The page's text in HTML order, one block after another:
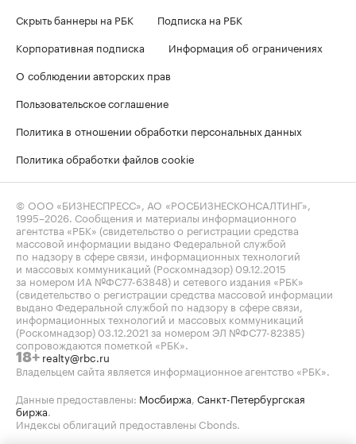
Скрыть баннеры на РБК
Подписка на РБК
Корпоративная подписка
Информация об ограничениях
О соблюдении авторских прав
Пользовательское соглашение
Политика в отношении обработки персональных данных
Политика обработки файлов cookie
© ООО «БИЗНЕСПРЕСС», АО «РОСБИЗНЕСКОНСАЛТИНГ»,
1995–2026. Сообщения и материалы информационного
агентства «РБК» (свидетельство о регистрации средства
массовой информации выдано Федеральной службой
по надзору в сфере связи, информационных технологий
и массовых коммуникаций (Роскомнадзор) 09.12.2015
за номером ИА №ФС77-63848) и сетевого издания «РБК»
(свидетельство о регистрации средства массовой информации
выдано Федеральной службой по надзору в сфере связи,
информационных технологий и массовых коммуникаций
(Роскомнадзор) 03.12.2021 за номером ЭЛ №ФС77-82385)
сопровождаются пометкой «РБК».
18+ realty@rbc.ru
Владельцем сайта является информационное агентство «РБК».
Данные предоставлены: Мосбиржа, Санкт-Петербургская
биржа.
Индексы облигаций предоставлены Cbonds.